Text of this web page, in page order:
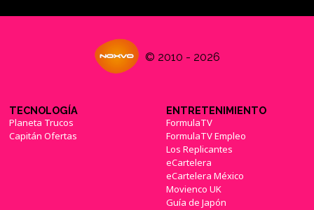
© 2010 - 2026
TECNOLOGÍA
Planeta Trucos
Capitán Ofertas
ENTRETENIMIENTO
FormulaTV
FormulaTV Empleo
Los Replicantes
eCartelera
eCartelera México
Movienco UK
Guía de Japón